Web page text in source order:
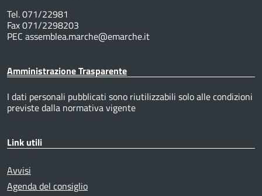
Tel. 071/22981
Fax 071/2298203
PEC assemblea.marche@emarche.it
Amministrazione Trasparente
I dati personali pubblicati sono riutilizzabili solo alle condizioni
previste dalla normativa vigente
Link utili
Avvisi
Agenda del consiglio